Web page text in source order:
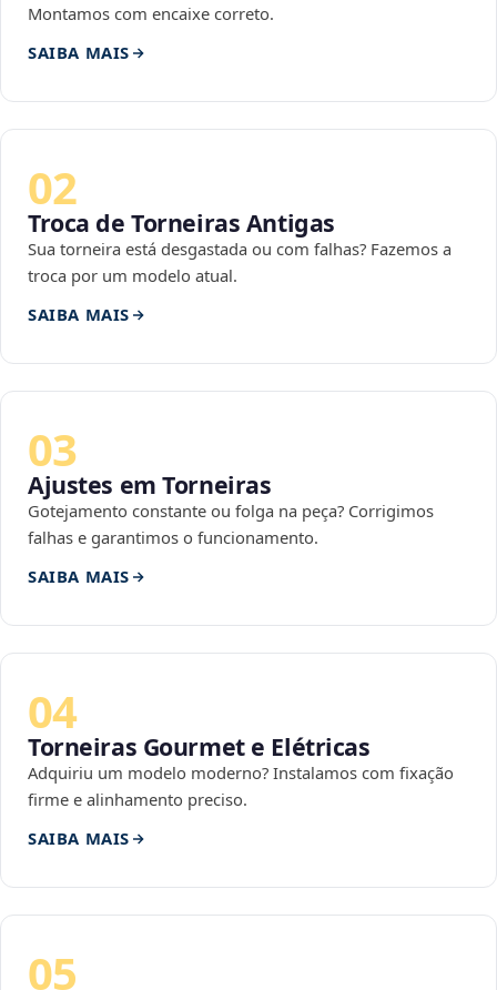
Montamos com encaixe correto.
SAIBA MAIS
02
Troca de Torneiras Antigas
Sua torneira está desgastada ou com falhas? Fazemos a
troca por um modelo atual.
SAIBA MAIS
03
Ajustes em Torneiras
Gotejamento constante ou folga na peça? Corrigimos
falhas e garantimos o funcionamento.
SAIBA MAIS
04
Torneiras Gourmet e Elétricas
Adquiriu um modelo moderno? Instalamos com fixação
firme e alinhamento preciso.
SAIBA MAIS
05